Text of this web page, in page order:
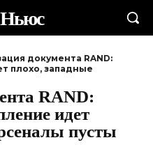
документа RAND:
плохо, западные
RAND:
идет
пусты